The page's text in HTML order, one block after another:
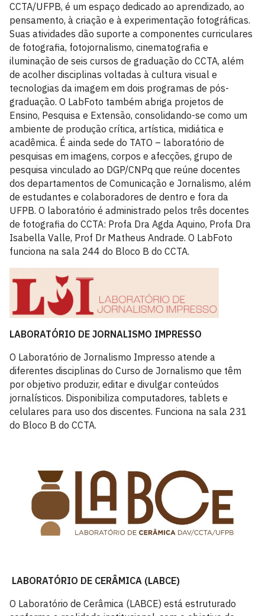
CCTA/UFPB, é um espaço dedicado ao aprendizado, ao
pensamento, à criação e à experimentação fotográficas.
Suas atividades dão suporte a componentes curriculares
de fotografia, fotojornalismo, cinematografia e
iluminação de seis cursos de graduação do CCTA, além
de acolher disciplinas voltadas à cultura visual e
tecnologias da imagem em dois programas de pós-
graduação. O LabFoto também abriga projetos de
Ensino, Pesquisa e Extensão, consolidando-se como um
ambiente de produção crítica, artística, midiática e
acadêmica. É ainda sede do TATO – laboratório de
pesquisas em imagens, corpos e afecções, grupo de
pesquisa vinculado ao DGP/CNPq que reúne docentes
dos departamentos de Comunicação e Jornalismo, além
de estudantes e colaboradores de dentro e fora da
UFPB. O laboratório é administrado pelos três docentes
de fotografia do CCTA: Profa Dra Agda Aquino, Profa Dra
Isabella Valle, Prof Dr Matheus Andrade. O LabFoto
funciona na sala 244 do Bloco B do CCTA.
LABORATÓRIO DE JORNALISMO IMPRESSO
O Laboratório de Jornalismo Impresso atende a
diferentes disciplinas do Curso de Jornalismo que têm
por objetivo produzir, editar e divulgar conteúdos
jornalísticos. Disponibiliza computadores, tablets e
celulares para uso dos discentes. Funciona na sala 231
do Bloco B do CCTA.
LABORATÓRIO DE CERÂMICA (LABCE)
O Laboratório de Cerâmica (LABCE) está estruturado